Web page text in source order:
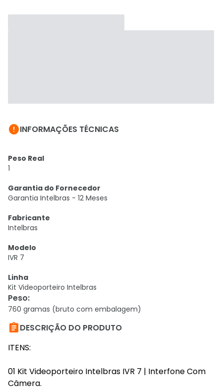
INFORMAÇÕES TÉCNICAS
Peso Real
1
Garantia do Fornecedor
Garantia Intelbras - 12 Meses
Fabricante
Intelbras
Modelo
IVR 7
Linha
Kit Videoporteiro Intelbras
Peso:
760 gramas (bruto com embalagem)
DESCRIÇÃO DO PRODUTO
ITENS:
01 Kit Videoporteiro Intelbras IVR 7 | Interfone Com
Câmera.